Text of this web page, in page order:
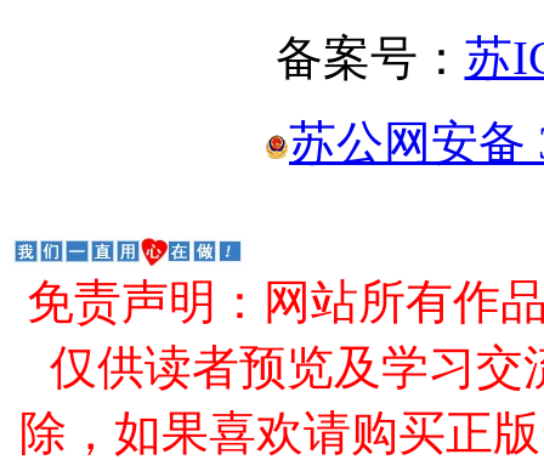
备案号： 苏
苏公网安备
免责声明：网站所有作
仅供读者预览及学习交
除，如果喜欢请购买正